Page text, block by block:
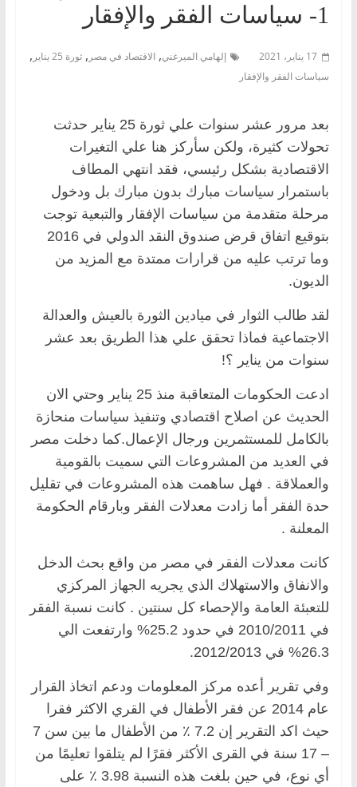
1- سياسات الفقر والإفقار
17 يناير، 2021 إلهامي الميرغني, الاقتصاد في مصر , ثورة 25 يناير ,
سياسات الفقر والإفقار
بعد مرور عشر سنوات علي ثورة 25 يناير حدثت
تحولات كثيرة، ولكن سأركز هنا علي التغيرات
الاقتصادية بشكل رئيسي، فقد انتهي المطاف
باستمرار سياسات مبارك بدون مبارك بل ودخول
مرحلة متقدمة من سياسات الإفقار والتبعية توجت
بتوقيع اتفاق قرض صندوق النقد الدولي في 2016
وما ترتب عليه من قرارات ممتدة مع المزيد من
الديون.
لقد طالب الثوار في ميادين الثورة بالعيش والعدالة
الاجتماعية فماذا تحقق علي هذا الطريق بعد عشر
سنوات من يناير ؟!
ادعت الحكومات المتعاقبة منذ 25 يناير وحتي الان
الحديث عن اصلاح اقتصادي وتنفيذ سياسات منحازة
بالكامل للمستثمرين ورجال الإعمال.كما دخلت مصر
في العديد من المشروعات التي سميت بالقومية
والعملاقة . فهل ساهمت هذه المشروعات في تقليل
حدة الفقر أما زادت معدلات الفقر وبارقام الحكومة
المعلنة .
كانت معدلات الفقر في مصر من واقع بحث الدخل
والانفاق والاستهلاك الذي يجريه الجهاز المركزي
للتعبئة العامة والإحصاء كل سنتين . كانت نسبة الفقر
في 2010/2011 في حدود 25.2% وارتفعت الي
26.3% في 2012/2013.
وفي تقرير أعده مركز المعلومات ودعم اتخاذ القرار
عام 2014 عن فقر الأطفال في القري الاكثر فقرا
حيث اكد التقرير إن 7.2 ٪ من الأطفال ما بين سن 7
– 17 سنة في القرى الأكثر فقرًا لم يتلقوا تعليمًا من
أي نوع، في حين بلغت هذه النسبة 3.98 ٪ على